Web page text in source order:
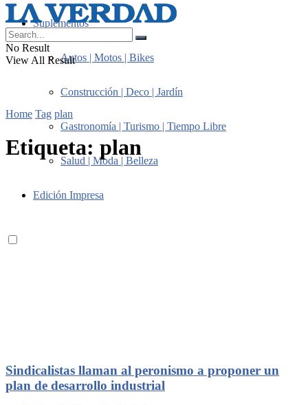
Suplementos
Autos | Motos | Bikes
Construcción | Deco | Jardín
Gastronomía | Turismo | Tiempo Libre
Salud | Moda | Belleza
Edición Impresa
No Result
View All Result
Home Tag plan
Etiqueta: plan
Sindicalistas llaman al peronismo a proponer un
plan de desarrollo industrial